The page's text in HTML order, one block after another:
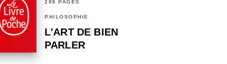
288 PAGES
PHILOSOPHIE
L'ART DE BIEN
PARLER